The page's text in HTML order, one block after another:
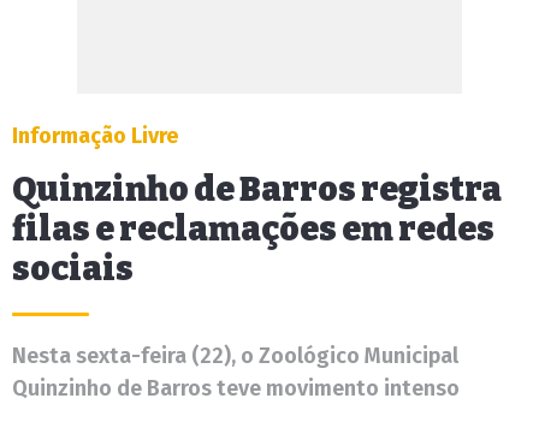
Informação Livre
Quinzinho de Barros registra
filas e reclamações em redes
sociais
Nesta sexta-feira (22), o Zoológico Municipal
Quinzinho de Barros teve movimento intenso